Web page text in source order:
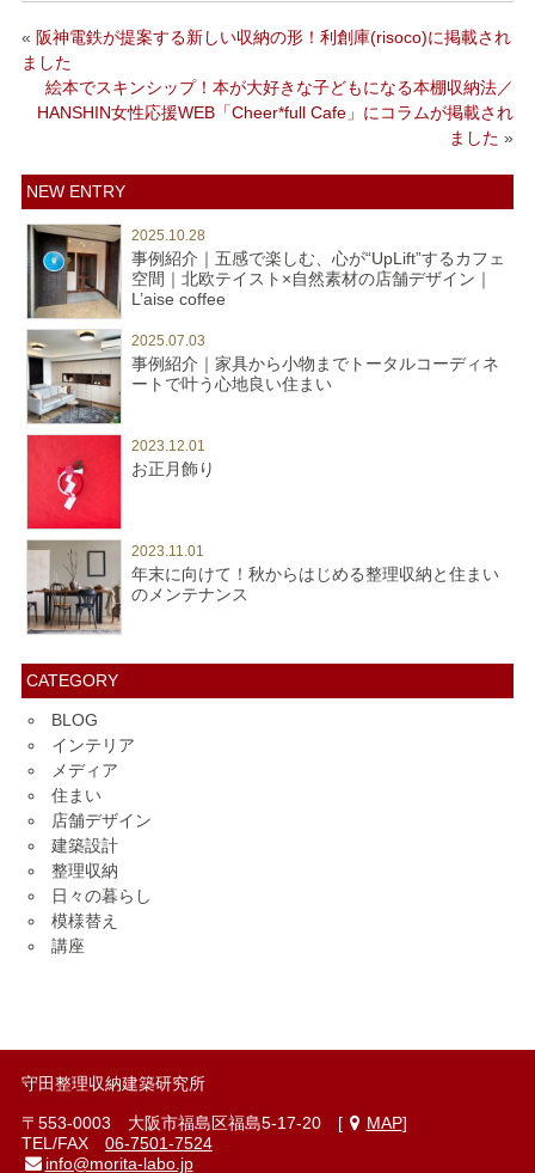
« 阪神電鉄が提案する新しい収納の形！利創庫(risoco)に掲載され
ました
絵本でスキンシップ！本が大好きな子どもになる本棚収納法／
HANSHIN女性応援WEB「Cheer*full Cafe」にコラムが掲載され
ました »
NEW ENTRY
2025.10.28
事例紹介｜五感で楽しむ、心が“UpLift”するカフェ
空間｜北欧テイスト×自然素材の店舗デザイン｜
L’aise coffee
2025.07.03
事例紹介｜家具から小物までトータルコーディネ
ートで叶う心地良い住まい
2023.12.01
お正月飾り
2023.11.01
年末に向けて！秋からはじめる整理収納と住まい
のメンテナンス
CATEGORY
BLOG
インテリア
メディア
住まい
店舗デザイン
建築設計
整理収納
日々の暮らし
模様替え
講座
守田整理収納建築研究所
〒553-0003 大阪市福島区福島5-17-20 [ MAP]
TEL/FAX 06-7501-7524
info@morita-labo.jp